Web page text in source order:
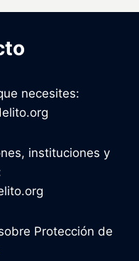
necesites:
instituciones y
Protección de